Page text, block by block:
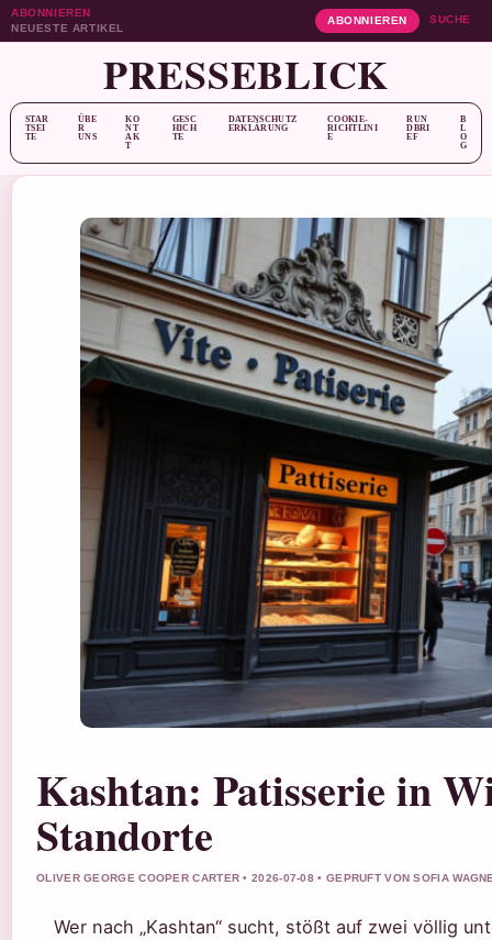
ABONNIEREN
NEUESTE ARTIKEL
ABONNIEREN SUCHE
PRESSEBLICK
STAR
TSEI
TE
ÜBE
R
UNS
KO
NT
AK
T
GESC
HICH
TE
DATENSCHUTZ
ERKLÄRUNG
COOKIE-
RICHTLINI
E
RUN
DBRI
EF
B
L
O
G
Kashtan: Patisserie in
Standorte
OLIVER GEORGE COOPER CARTER • 2026-07-08 • GEPRUFT VON SOFIA
Wer nach „Kashtan“ sucht, stößt auf zwei völlig